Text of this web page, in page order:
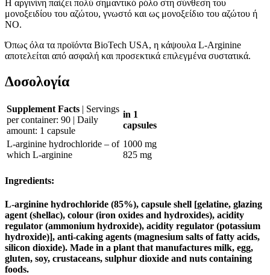
Η αργινίνη παίζει πολύ σημαντικό ρόλο στη σύνθεση του
μονοξειδίου του αζώτου, γνωστό και ως μονοξείδιο του αζώτου ή
ΝΟ.
Όπως όλα τα προϊόντα BioTech USA, η κάψουλα L-Arginine
αποτελείται από ασφαλή και προσεκτικά επιλεγμένα συστατικά.
Δοσολογία
Supplement Facts | Servings
per container: 90 | Daily
amount: 1 capsule
in 1
capsules
L-arginine hydrochloride – of
which L-arginine
1000 mg
825 mg
Ingredients:
L-arginine hydrochloride (85%), capsule shell [gelatine, glazing
agent (shellac), colour (iron oxides and hydroxides), acidity
regulator (ammonium hydroxide), acidity regulator (potassium
hydroxide)], anti-caking agents (magnesium salts of fatty acids,
silicon dioxide). Made in a plant that manufactures milk, egg,
gluten, soy, crustaceans, sulphur dioxide and nuts containing
foods.